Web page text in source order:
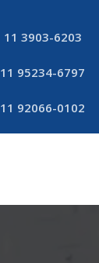
11 3903-6203
11 95234-6797
11 92066-0102